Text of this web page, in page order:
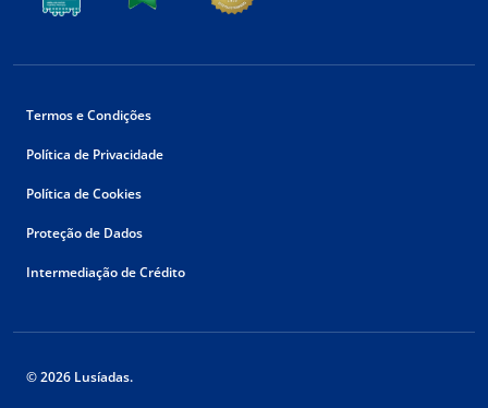
Termos e Condições
Política de Privacidade
Política de Cookies
Proteção de Dados
Intermediação de Crédito
© 2026 Lusíadas.